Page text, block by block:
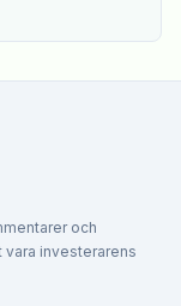
och
investerarens